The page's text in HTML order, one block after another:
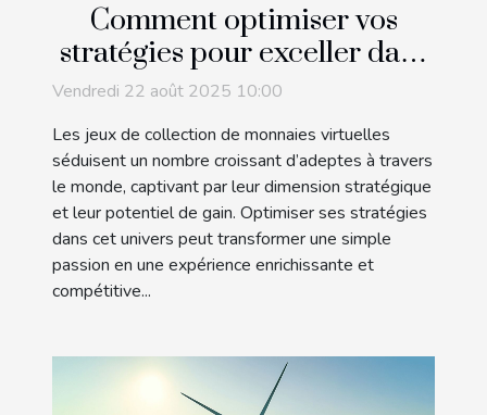
Comment optimiser vos
stratégies pour exceller dans
les jeux de collection de
monnaies virtuelles ?
Vendredi 22 août 2025 10:00
Les jeux de collection de monnaies virtuelles
séduisent un nombre croissant d’adeptes à travers
le monde, captivant par leur dimension stratégique
et leur potentiel de gain. Optimiser ses stratégies
dans cet univers peut transformer une simple
passion en une expérience enrichissante et
compétitive...